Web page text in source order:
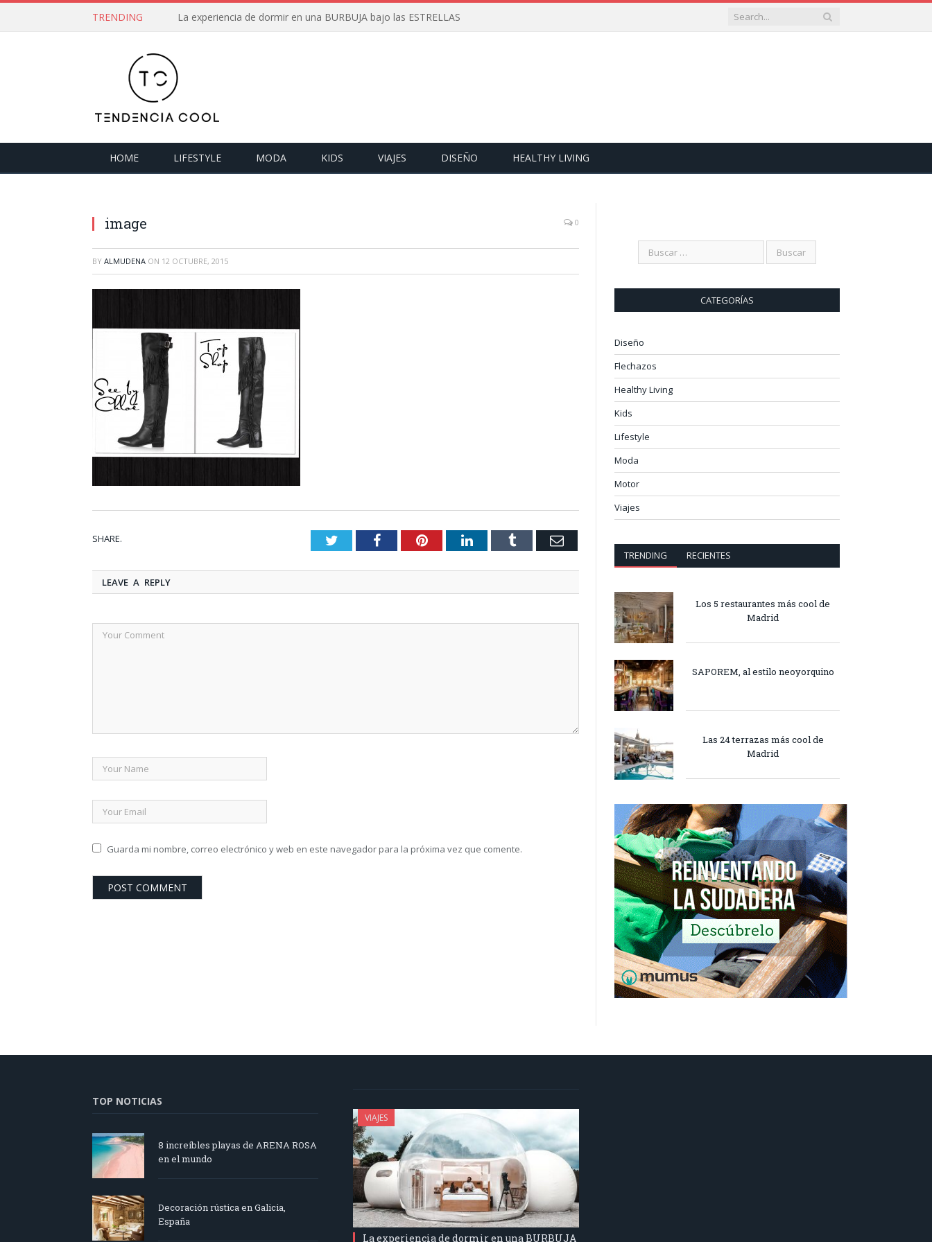
TRENDING La experiencia de dormir en una BURBUJA bajo las ESTRELLAS
HOME LIFESTYLE MODA KIDS VIAJES DISEÑO HEALTHY LIVING
image 0
BY ALMUDENA ON 12 OCTUBRE, 2015
SHARE. TwitterFacebookPinterestLinkedInTumblr Email
LEAVE A REPLY
Guarda mi nombre, correo electrónico y web en este navegador para la próxima vez que comente.
CATEGORÍAS
Diseño
Flechazos
Healthy Living
Kids
Lifestyle
Moda
Motor
Viajes
TRENDING RECIENTES
Los 5 restaurantes más cool de
Madrid
SAPOREM, al estilo neoyorquino
Las 24 terrazas más cool de
Madrid
TOP NOTICIAS
8 increíbles playas de ARENA ROSA
en el mundo
Decoración rústica en Galicia,
España
VIAJES
La experiencia de dormir en una BURBUJA